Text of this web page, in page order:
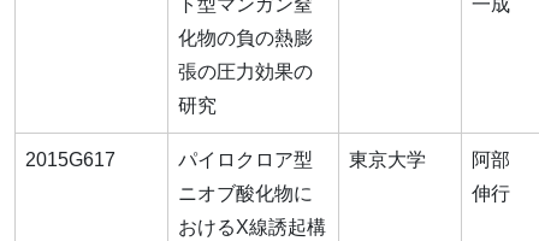
化物の負の熱膨
張の圧力効果の
研究
2015G617
パイロクロア型
ニオブ酸化物に
おけるX線誘起構
東京大学
阿部
伸行